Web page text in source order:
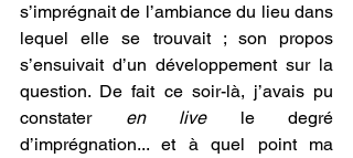
s’imprégnait de l’ambiance du lieu dans
lequel elle se trouvait ; son propos
s’ensuivait d’un développement sur la
question. De fait ce soir-là, j’avais pu
constater en live le degré
d’imprégnation... et à quel point ma